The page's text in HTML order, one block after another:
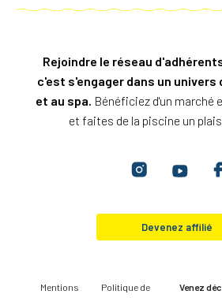
Rejoindre le réseau
c'est s'engager dans un univers
et au spa. Bénéficiez d'un marché
et faites de la piscine un
Devenez affilié
Mentions
Politique de
Venez